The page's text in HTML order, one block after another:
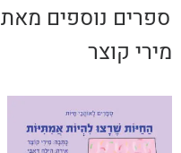
ספרים נוספים מאת
מירי קוצר